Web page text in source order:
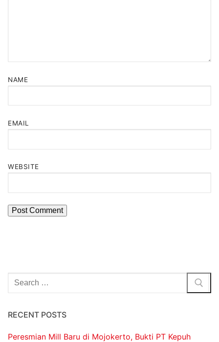
NAME
EMAIL
WEBSITE
RECENT POSTS
Peresmian Mill Baru di Mojokerto, Bukti PT Kepuh